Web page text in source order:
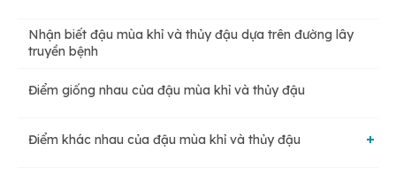
Nhận biết đậu mùa khỉ và thủy đậu dựa trên đường lây
truyền bệnh
Điểm giống nhau của đậu mùa khỉ và thủy đậu
Điểm khác nhau của đậu mùa khỉ và thủy đậu